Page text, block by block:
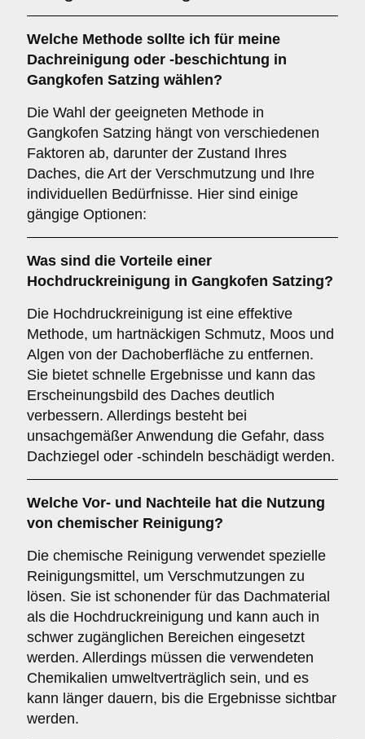
Welche Methode sollte ich für meine
Dachreinigung oder -beschichtung in
Gangkofen Satzing wählen?
Die Wahl der geeigneten Methode in
Gangkofen Satzing hängt von verschiedenen
Faktoren ab, darunter der Zustand Ihres
Daches, die Art der Verschmutzung und Ihre
individuellen Bedürfnisse. Hier sind einige
gängige Optionen:
Was sind die Vorteile einer
Hochdruckreinigung in Gangkofen Satzing?
Die Hochdruckreinigung ist eine effektive
Methode, um hartnäckigen Schmutz, Moos und
Algen von der Dachoberfläche zu entfernen.
Sie bietet schnelle Ergebnisse und kann das
Erscheinungsbild des Daches deutlich
verbessern. Allerdings besteht bei
unsachgemäßer Anwendung die Gefahr, dass
Dachziegel oder -schindeln beschädigt werden.
Welche Vor- und Nachteile hat die Nutzung
von chemischer Reinigung?
Die chemische Reinigung verwendet spezielle
Reinigungsmittel, um Verschmutzungen zu
lösen. Sie ist schonender für das Dachmaterial
als die Hochdruckreinigung und kann auch in
schwer zugänglichen Bereichen eingesetzt
werden. Allerdings müssen die verwendeten
Chemikalien umweltverträglich sein, und es
kann länger dauern, bis die Ergebnisse sichtbar
werden.